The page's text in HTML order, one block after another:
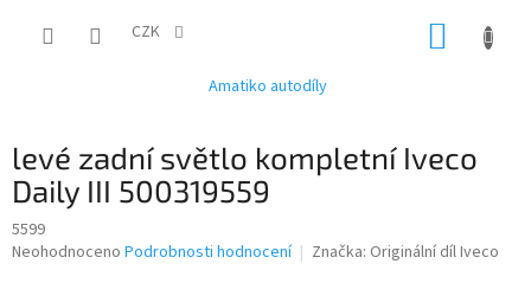
CZK
Amatiko autodíly
levé zadní světlo kompletní Iveco
Daily III 500319559
5599
Průměrné
Neohodnoceno Podrobnosti hodnocení Značka: Originální díl Iveco